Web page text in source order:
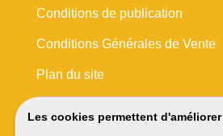
Les cookies permettent
Conditions de publication
Conditions Générales de Vente
Plan du site